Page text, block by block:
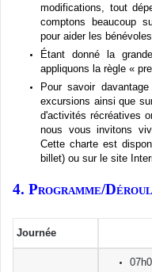
modifications, tout
comptons
beaucoup
pour aiderles bénévoles
Étant donnéla grande
appliquons la règle «
Pour savoir davantage
excursions ainsi que
d'activités récréatives
nous vous invitons
Cette charte est
billet) ou surle site
4. Programme/
Journée